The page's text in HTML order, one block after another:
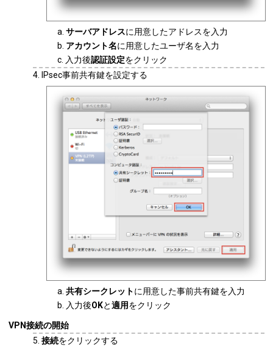
サーバアドレスに用意したアドレスを入力
アカウント名に用意したユーザ名を入力
入力後認証設定をクリック
IPsec事前共有鍵を設定する
共有シークレットに用意した事前共有鍵を入力
入力後OKと適用をクリック
VPN接続の開始
接続をクリックする